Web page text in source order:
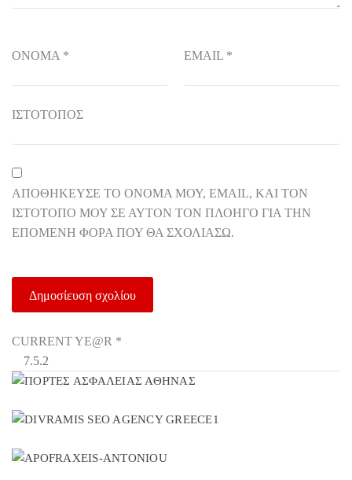
ΌΝΟΜΑ * EMAIL *
ΙΣΤΌΤΟΠΟΣ
ΑΠΟΘΉΚΕΥΣΕ ΤΟ ΌΝΟΜΆ ΜΟΥ, EMAIL, ΚΑΙ ΤΟΝ
ΙΣΤΌΤΟΠΟ ΜΟΥ ΣΕ ΑΥΤΌΝ ΤΟΝ ΠΛΟΗΓΌ ΓΙΑ ΤΗΝ
ΕΠΌΜΕΝΗ ΦΟΡΆ ΠΟΥ ΘΑ ΣΧΟΛΙΆΣΩ.
CURRENT YE@R *